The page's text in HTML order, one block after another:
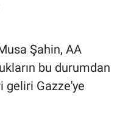
Şahin, AA
bu durumdan
geliri Gazze'ye